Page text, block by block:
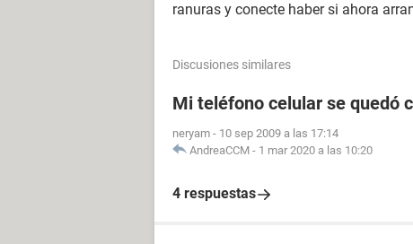
ranuras y conecte haber si ahora
Discusiones similares
Mi teléfono celular se quedó
neryam - 10 sep 2009 a las 17:14
AndreaCCM - 1 mar 2020 a las 10:20
4 respuestas